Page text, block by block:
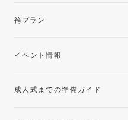
レンタルプラン
袴プラン
卒業袴レンタルプラン
イベント情報
成人式までの準備ガイド